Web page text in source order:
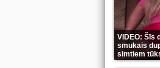
VIDEO: Šīs
smukais
simtiem
(9)